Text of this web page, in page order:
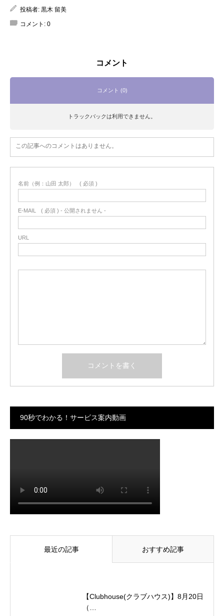
投稿者: 黒木 留美
コメント: 0
コメント
コメント (0)
トラックバックは利用できません。
この記事へのコメントはありません。
名前（例：山田 太郎） ( 必須 )
E-MAIL ( 必須 ) - 公開されません -
URL
90秒でわかる！サービス案内動画
最近の記事 おすすめ記事
【Clubhouse(クラブハウス)】8月20日
（…